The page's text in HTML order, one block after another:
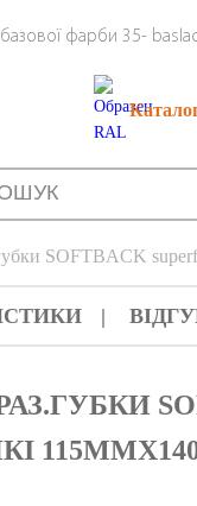
фарби 35-
SOFTBACK